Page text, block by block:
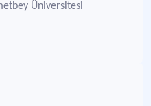
Üniversitesi